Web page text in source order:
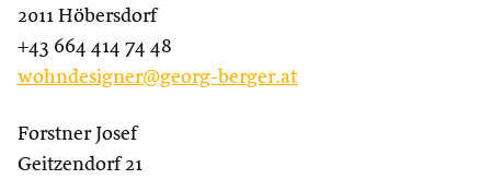
2011 Höbersdorf
+43 664 414 74 48
wohndesigner@georg-berger.at
Forstner Josef
Geitzendorf 21